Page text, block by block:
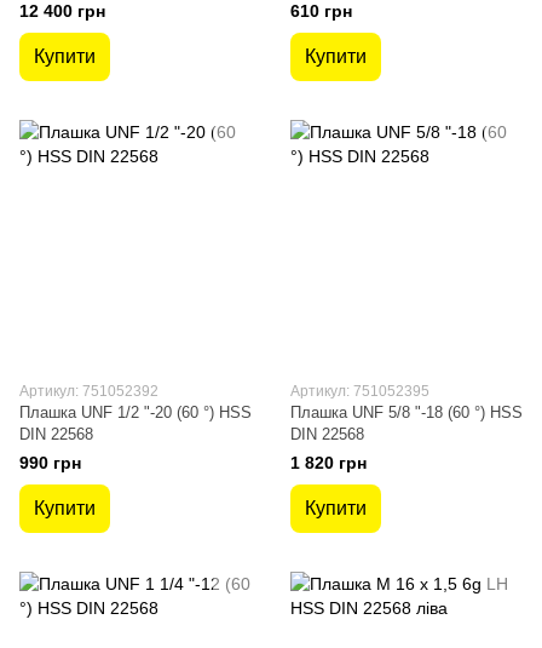
12 400 грн
Купити
610 грн
Купити
Артикул: 751052392
Плашка UNF 1/2 "-20 (60 °) HSS
DIN 22568
990 грн
Купити
Артикул: 751052395
Плашка UNF 5/8 "-18 (60 °) HSS
DIN 22568
1 820 грн
Купити